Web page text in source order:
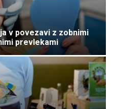
v povezavi z zobnimi
prevlekami